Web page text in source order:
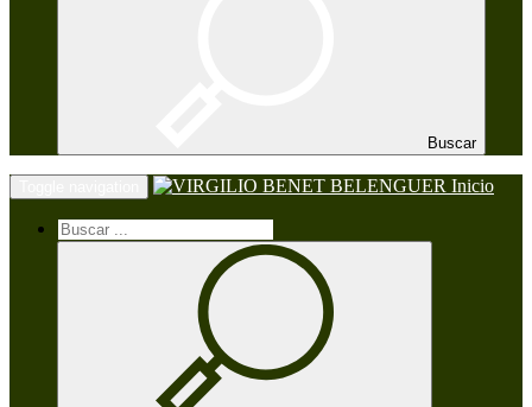
Buscar
Inicio